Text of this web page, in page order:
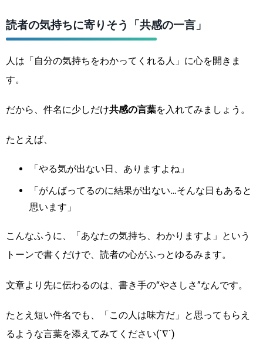
読者の気持ちに寄りそう「共感の一言」
人は「自分の気持ちをわかってくれる人」に心を開きま
す。
だから、件名に少しだけ共感の言葉を入れてみましょう。
たとえば、
「やる気が出ない日、ありますよね」
「がんばってるのに結果が出ない…そんな日もあると
思います」
こんなふうに、「あなたの気持ち、わかりますよ」という
トーンで書くだけで、読者の心がふっとゆるみます。
文章より先に伝わるのは、書き手の“やさしさ”なんです。
たとえ短い件名でも、「この人は味方だ」と思ってもらえ
るような言葉を添えてみてください(´∇`)